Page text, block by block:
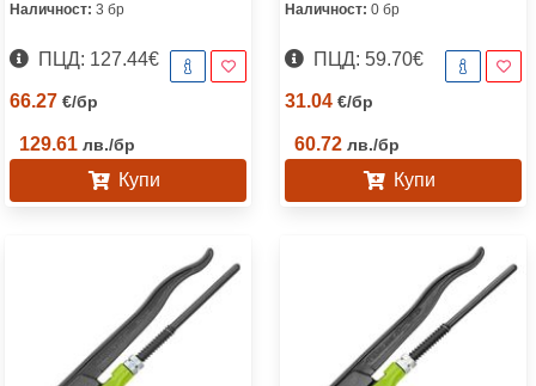
Наличност: 3 бр
ПЦД: 127.44€
66.27 €/бр
129.61 лв./бр
Купи
Наличност: 0 бр
ПЦД: 59.70€
31.04 €/бр
60.72 лв./бр
Купи